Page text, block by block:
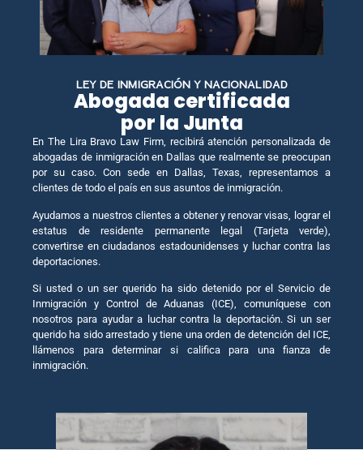
LEY DE INMIGRACIÓN Y NACIONALIDAD
Abogada certificada
por la Junta
En The Lira Bravo Law Firm, recibirá atención personalizada de
abogadas de inmigración en Dallas que realmente se preocupan
por su caso. Con sede en Dallas, Texas, representamos a
clientes de todo el país en sus asuntos de inmigración.
Ayudamos a nuestros clientes a obtener y renovar visas, lograr el
estatus de residente permanente legal (Tarjeta verde),
convertirse en ciudadanos estadounidenses y luchar contra las
deportaciones.
Si usted o un ser querido ha sido detenido por el Servicio de
Inmigración y Control de Aduanas (ICE), comuníquese con
nosotros para ayudar a luchar contra la deportación. Si un ser
querido ha sido arrestado y tiene una orden de detención del ICE,
llámenos para determinar si califica para una fianza de
inmigración.